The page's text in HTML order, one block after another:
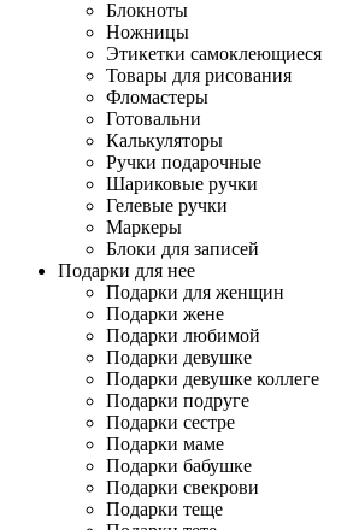
Блокноты
Ножницы
Этикетки самоклеющиеся
Товары для рисования
Фломастеры
Готовальни
Калькуляторы
Ручки подарочные
Шариковые ручки
Гелевые ручки
Маркеры
Блоки для записей
Подарки для нее
Подарки для женщин
Подарки жене
Подарки любимой
Подарки девушке
Подарки девушке коллеге
Подарки подруге
Подарки сестре
Подарки маме
Подарки бабушке
Подарки свекрови
Подарки теще